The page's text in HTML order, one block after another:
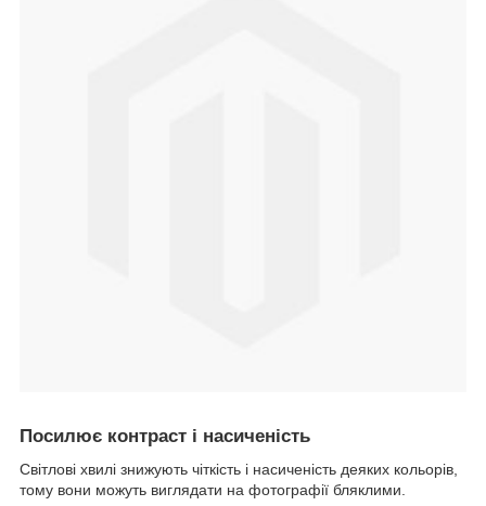
Посилює контраст і насиченість
Світлові хвилі знижують чіткість і насиченість деяких кольорів,
тому вони можуть виглядати на фотографії бляклими.